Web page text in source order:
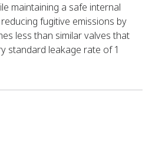
maintaining a safe internal
fugitive emissions by
less than similar valves that
standard leakage rate of 1